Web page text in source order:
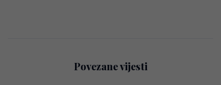
Povezane vijesti